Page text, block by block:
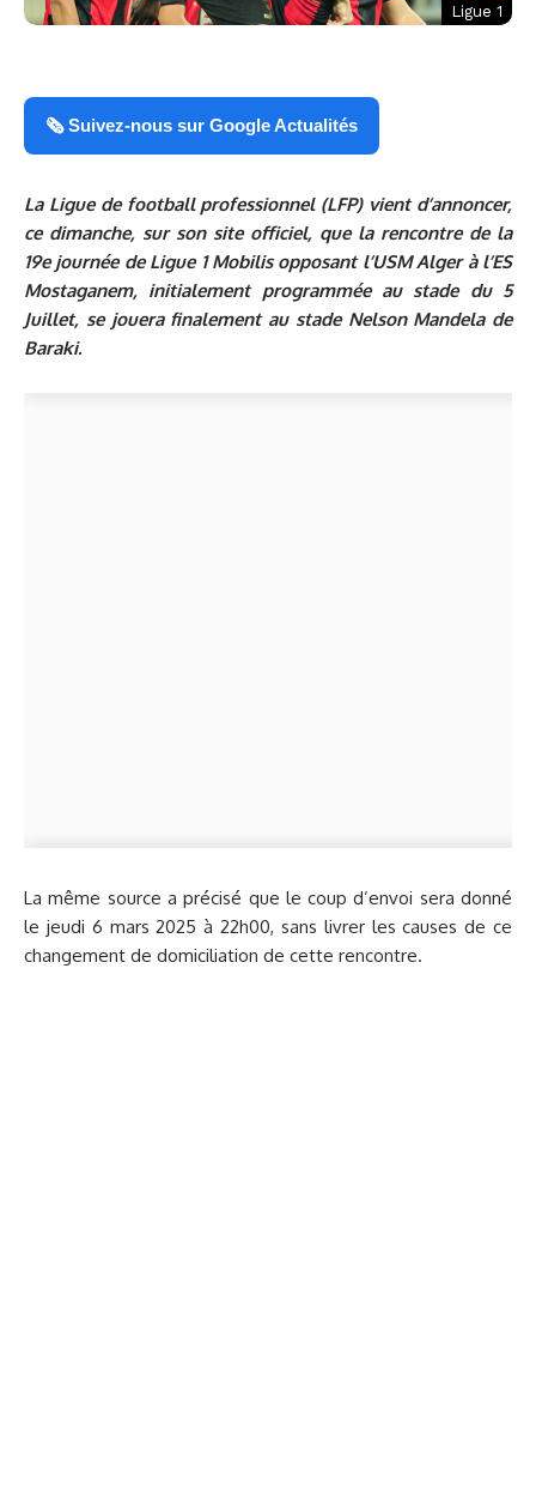
Ligue 1
🗞️ Suivez-nous sur Google Actualités
La Ligue de football professionnel (LFP) vient d’annoncer,
ce dimanche, sur son site officiel, que la rencontre de la
19e journée de Ligue 1 Mobilis opposant l’USM Alger à l’ES
Mostaganem, initialement programmée au stade du 5
Juillet, se jouera finalement au stade Nelson Mandela de
Baraki.
La même source a précisé que le coup d’envoi sera donné
le jeudi 6 mars 2025 à 22h00, sans livrer les causes de ce
changement de domiciliation de cette rencontre.